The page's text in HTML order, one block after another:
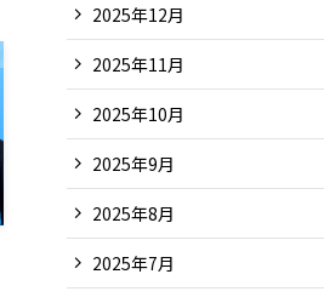
2025年12月
2025年11月
2025年10月
2025年9月
2025年8月
2025年7月